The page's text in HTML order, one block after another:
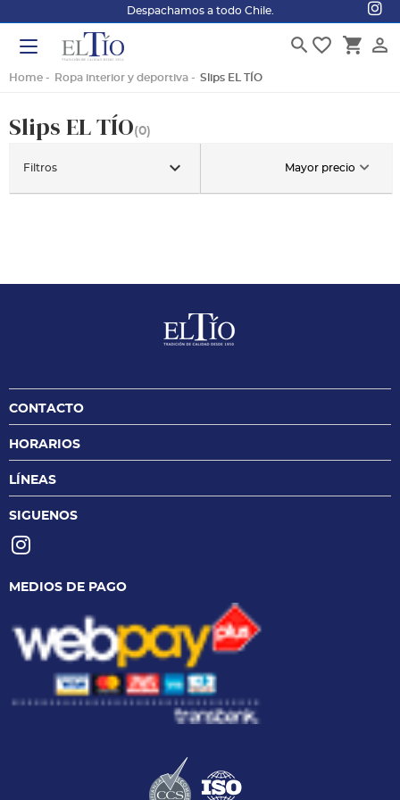
Despachamos a todo Chile.
person_outline
shopping_cart
favorite_border
search
Home Ropa interior y deportiva Slips EL TÍO
Slips EL TÍO(0)
Mayor precio
Filtros keyboard_arrow_down
CONTACTO
HORARIOS
LÍNEAS
SIGUENOS
MEDIOS DE PAGO